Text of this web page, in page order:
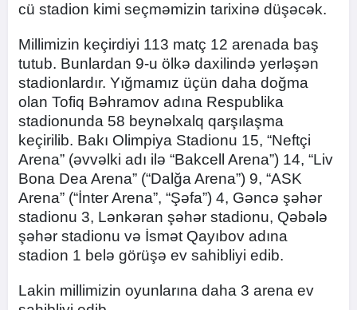
cü stadion kimi seçməmizin tarixinə düşəcək.
Millimizin keçirdiyi 113 matç 12 arenada baş
tutub. Bunlardan 9-u ölkə daxilində yerləşən
stadionlardır. Yığmamız üçün daha doğma
olan Tofiq Bəhramov adına Respublika
stadionunda 58 beynəlxalq qarşılaşma
keçirilib. Bakı Olimpiya Stadionu 15, “Neftçi
Arena” (əvvəlki adı ilə “Bakcell Arena”) 14, “Liv
Bona Dea Arena” (“Dalğa Arena”) 9, “ASK
Arena” (“İnter Arena”, “Şəfa”) 4, Gəncə şəhər
stadionu 3, Lənkəran şəhər stadionu, Qəbələ
şəhər stadionu və İsmət Qayıbov adına
stadion 1 belə görüşə ev sahibliyi edib.
Lakin millimizin oyunlarına daha 3 arena ev